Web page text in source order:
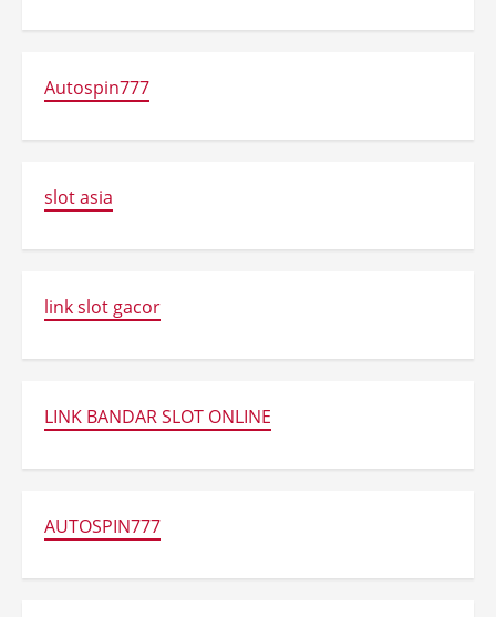
Autospin777
slot asia
link slot gacor
LINK BANDAR SLOT ONLINE
AUTOSPIN777